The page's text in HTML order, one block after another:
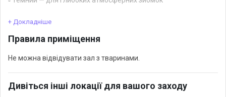
✨ Умови оренди:
✔️ Вартість — 1100 грн/година
• Дим-машина для атмосферних кадрів
+ Докладніше
Правила приміщення
Не можна відвідувати зал з тваринами.
Дивіться інші локації для вашого заходу